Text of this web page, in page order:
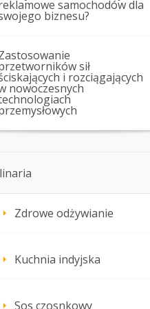
samochodów dla
biznesu?
sił
i rozciągających
nowoczesnych
Zdrowe odżywianie
Kuchnia indyjska
Sos czosnkowy